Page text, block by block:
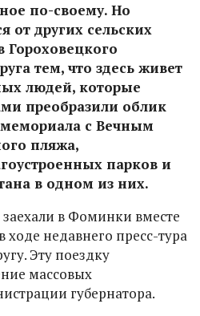
по-своему. Но
от других сельских
Гороховецкого
тем, что здесь живет
людей, которые
преобразили облик
мемориала с Вечным
пляжа,
парков и
в одном из них.
в Фоминки вместе
ходе недавнего пресс-тура
Эту поездку
массовых
губернатора.